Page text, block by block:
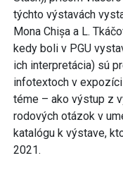
týchto výstavách
Mona Chișa a L.
kedy boli v PGU
ich interpretácia) sú
infotextoch v
téme – ako výstup z
rodových otázok v
katalógu k výstave,
2021.